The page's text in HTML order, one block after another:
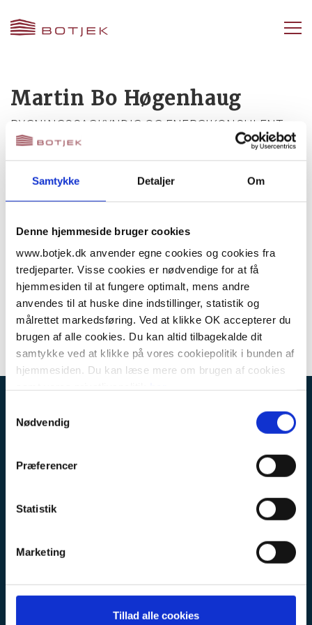
Samtykke Detaljer Om
Denne hjemmeside bruger cookies
www.botjek.dk anvender egne cookies og cookies fra
tredjeparter. Visse cookies er nødvendige for at få
hjemmesiden til at fungere optimalt, mens andre
anvendes til at huske dine indstillinger, statistik og
målrettet markedsføring. Ved at klikke OK accepterer du
brugen af alle cookies. Du kan altid tilbagekalde dit
samtykke ved at klikke på vores cookiepolitik i bunden af
hjemmesiden. Du kan læse mere om brugen af cookies
Nødvendig
Præferencer
Statistik
Marketing
Tillad alle cookies
Martin Bo Høgenhaug
BYGNINGSSAGKYNDIG OG ENERGIKONSULENT
+45 52 13 33 88
mbh@botjek.dk
Download vCard
Martin Bo Høgenhaug erbygningssagkyndig
energikonsulent hosBotjek Center Østjylland
8700 Horsens
KUNDESERVICE
FAQ
Kontakt kædekontoret